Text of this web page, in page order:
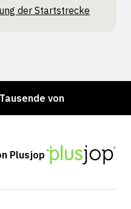
der Startstrecke
von Artikeln immer auf
Plusjop